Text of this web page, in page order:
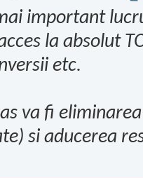
important
la absolut
etc.
va fi
si aducerea